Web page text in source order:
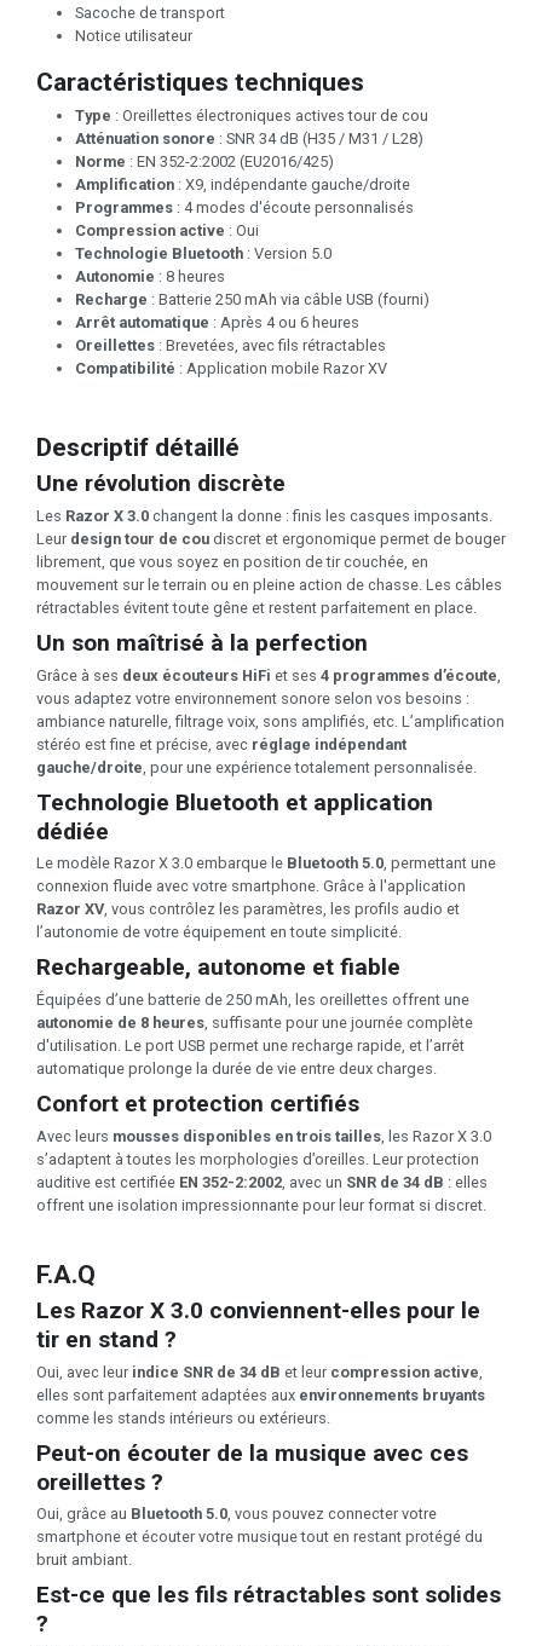
Sacoche de transport
Notice utilisateur
Caractéristiques techniques
Type : Oreillettes électroniques actives tour de cou
Atténuation sonore : SNR 34 dB (H35 / M31 / L28)
Norme : EN 352-2:2002 (EU2016/425)
Amplification : X9, indépendante gauche/droite
Programmes : 4 modes d'écoute personnalisés
Compression active : Oui
Technologie Bluetooth : Version 5.0
Autonomie : 8 heures
Recharge : Batterie 250 mAh via câble USB (fourni)
Arrêt automatique : Après 4 ou 6 heures
Oreillettes : Brevetées, avec fils rétractables
Compatibilité : Application mobile Razor XV
Descriptif détaillé
Une révolution discrète
Les Razor X 3.0 changent la donne : finis les casques imposants.
Leur design tour de cou discret et ergonomique permet de bouger
librement, que vous soyez en position de tir couchée, en
mouvement sur le terrain ou en pleine action de chasse. Les câbles
rétractables évitent toute gêne et restent parfaitement en place.
Un son maîtrisé à la perfection
Grâce à ses deux écouteurs HiFi et ses 4 programmes d’écoute
vous adaptez votre environnement sonore selon vos besoins :
ambiance naturelle, filtrage voix, sons amplifiés, etc. L’amplification
stéréo est fine et précise, avec réglage indépendant
gauche/droite , pour une expérience totalement personnalisée.
Technologie Bluetooth et application
dédiée
Le modèle Razor X 3.0 embarque le Bluetooth 5.0, permettant une
connexion fluide avec votre smartphone. Grâce à l'application
Razor XV, vous contrôlez les paramètres, les profils audio et
l’autonomie de votre équipement en toute simplicité.
Rechargeable, autonome et fiable
Équipées d’une batterie de 250 mAh, les oreillettes offrent une
autonomie de 8 heures, suffisante pour une journée complète
d'utilisation. Le port USB permet une recharge rapide, et l’arrêt
automatique prolonge la durée de vie entre deux charges.
Confort et protection certifiés
Avec leurs mousses disponibles en trois tailles, les Razor X 3.0
s’adaptent à toutes les morphologies d’oreilles. Leur protection
auditive est certifiée EN 352-2:2002, avec un SNR de 34 dB : elles
offrent une isolation impressionnante pour leur format si discret.
F.A.Q
Les Razor X 3.0 conviennent-elles pour le
tir en stand ?
Oui, avec leur indice SNR de 34 dB et leur compression active
elles sont parfaitement adaptées aux environnements bruyants
comme les stands intérieurs ou extérieurs.
Peut-on écouter de la musique avec ces
oreillettes ?
Oui, grâce au Bluetooth 5.0, vous pouvez connecter votre
smartphone et écouter votre musique tout en restant protégé du
bruit ambiant.
Est-ce que les fils rétractables sont solides
?